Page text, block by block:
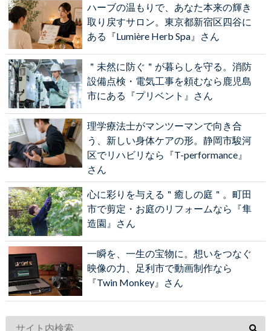
ハーブの温もりで、あなた本来の輝き
取り戻すサロン。東京都新宿区四谷に
ある『Lumière Herb Spa』さん
＂未然に防ぐ＂が暮らしを守る。消防
設備点検・電気工事を頼むなら鹿児島
市にある『プリベント』さん
理学療法士がマンツーマンで向き合
う、新しい身体ケアの形。静岡市駿河
区でリハビリなら『T-performance』
さん
心に彩りを与える＂癒しの庭＂。町田
市で剪定・お庭のリフォームなら『隼
造園』さん
一瞬を、一生の宝物に。想いをつなぐ
映像の力、足利市で動画制作なら
『Twin Monkey』さん